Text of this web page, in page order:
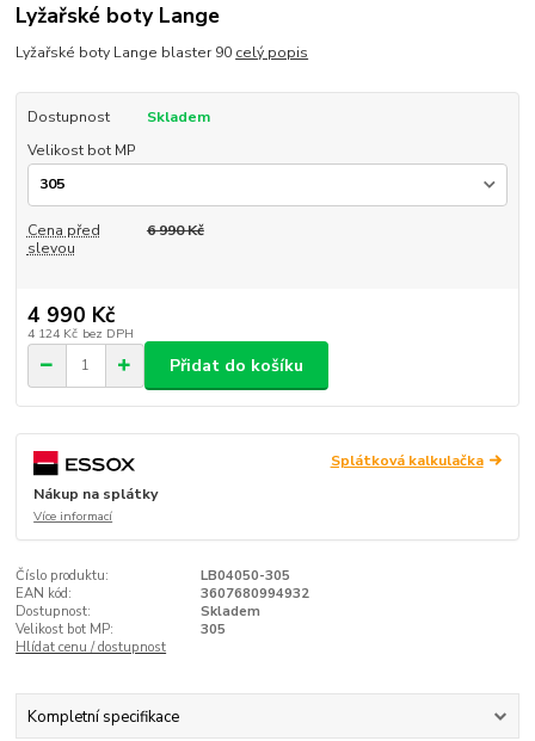
Lyžařské boty Lange
Lyžařské boty Lange blaster 90 celý popis
Dostupnost
Skladem
Velikost bot MP
Cena před
slevou
6 990 Kč
4 990 Kč
4 124 Kč bez DPH
Přidat do košíku
Splátková kalkulačka
Nákup na splátky
Více informací
Číslo produktu:
LB04050-305
EAN kód:
3607680994932
Dostupnost:
Skladem
Velikost bot MP:
305
Hlídat cenu / dostupnost
Kompletní specifikace